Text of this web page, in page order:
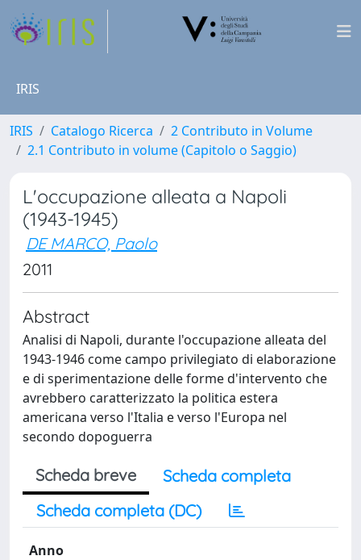
IRIS
IRIS Catalogo Ricerca
2 Contributo in Volume
2.1 Contributo in volume (Capitolo o Saggio)
L'occupazione alleata a Napoli
(1943-1945)
DE MARCO, Paolo
2011
Abstract
Analisi di Napoli, durante l'occupazione alleata del
1943-1946 come campo privilegiato di elaborazione
e di sperimentazione delle forme d'intervento che
avrebbero caratterizzato la politica estera
americana verso l'Italia e verso l'Europa nel
secondo dopoguerra
Scheda breve
Scheda completa
Scheda completa (DC)
Anno